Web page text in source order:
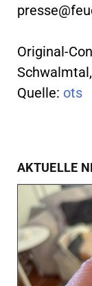
Original-
Quelle: ots
AKTUELLE